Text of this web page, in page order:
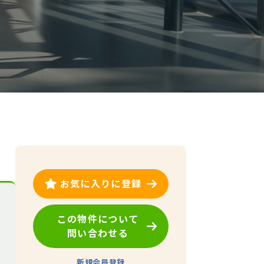
お気に入りに登録
この物件について
問い合わせる